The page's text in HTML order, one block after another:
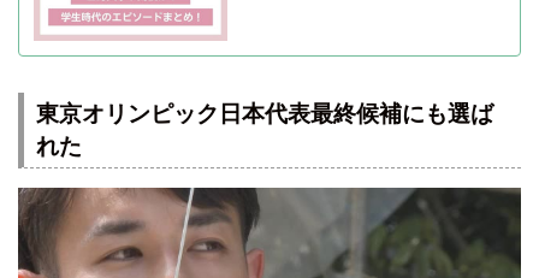
東京オリンピック日本代表最終候補にも選ば
れた